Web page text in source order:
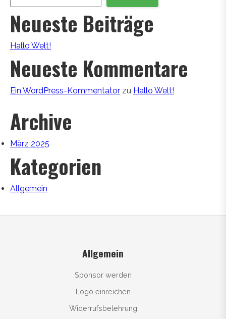
Neueste Beiträge
Hallo Welt!
Neueste Kommentare
Ein WordPress-Kommentator zu Hallo Welt!
Archive
März 2025
Kategorien
Allgemein
Allgemein
Sponsor werden
Logo einreichen
Widerrufsbelehrung